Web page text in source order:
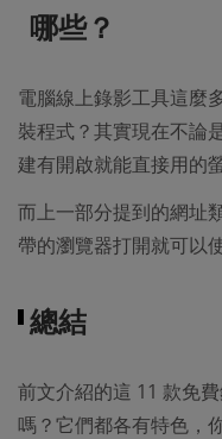
哪些？
電腦線上錄影工具這麼
裝程式？其實現在不論
建有開啟就能直接用的
而上一部分提到的網址
帶的瀏覽器打開就可以使
總結
前文介紹的這 11 款免
嗎？它們都各有特色，